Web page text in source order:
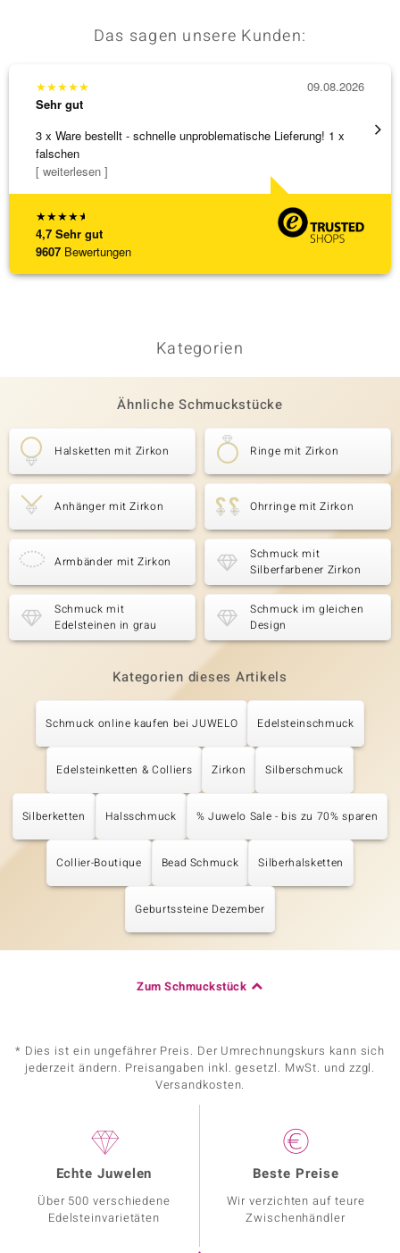
Das sagen unsere Kunden:
★★★★★
4,7 Sehr gut
9607 Bewertungen
★★★★★
Sehr gut
3 x Ware bestellt - schnelle unproblematische Lieferung! 1 x
falschen
[ weiterlesen ]
09.08.2026
Kategorien
Ähnliche Schmuckstücke
Halsketten mit Zirkon Ringe mit Zirkon
Anhänger mit Zirkon Ohrringe mit Zirkon
Armbänder mit Zirkon
Schmuck mit
Silberfarbener Zirkon
Schmuck mit
Edelsteinen in grau
Schmuck im gleichen
Design
Kategorien dieses Artikels
Schmuck online kaufen bei JUWELO Edelsteinschmuck
Edelsteinketten & Colliers Zirkon Silberschmuck
Silberketten Halsschmuck % Juwelo Sale - bis zu 70% sparen
Collier-Boutique Bead Schmuck Silberhalsketten
Geburtssteine Dezember
Zum Schmuckstück
* Dies ist ein ungefährer Preis. Der Umrechnungskurs kann sich
jederzeit ändern. Preisangaben inkl. gesetzl. MwSt. und zzgl.
Versandkosten.
Echte Juwelen
Über 500 verschiedene
Edelsteinvarietäten
Beste Preise
Wir verzichten auf teure
Zwischenhändler